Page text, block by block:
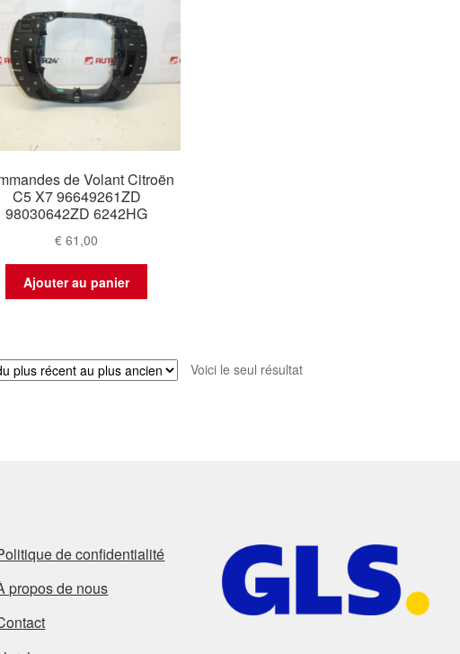
de Volant Citroën
C5 X7 96649261ZD
98030642ZD 6242HG
€ 61,00
Ajouter au panier
Voici le seul résultat
de confidentialité
propos de nous